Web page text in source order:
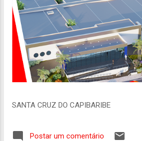
SANTA CRUZ DO CAPIBARIBE
Postar um comentário